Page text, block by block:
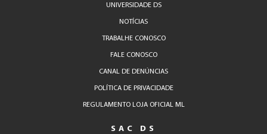
UNIVERSIDADE DS
NOTÍCIAS
TRABALHE CONOSCO
FALE CONOSCO
CANAL DE DENÚNCIAS
POLÍTICA DE PRIVACIDADE
REGULAMENTO LOJA OFICIAL ML
SAC DS